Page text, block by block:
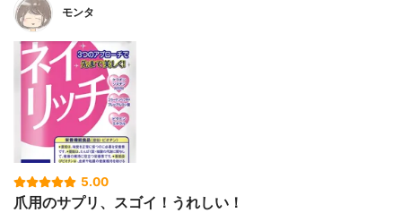
モンタ
5.00
爪用のサプリ、スゴイ！うれしい！